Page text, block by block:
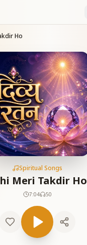
Ho
Spiritual Songs
Meri Takdir Ho
7:04 50